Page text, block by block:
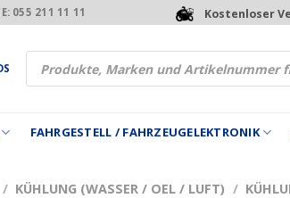
055 211 11 11 Kostenloser
Products
search
FAHRGESTELL / FAHRZEUGELEKTRONIK
/ KÜHLUNG (WASSER / OEL / LUFT) /